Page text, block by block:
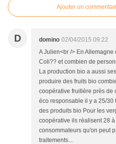
Ajouter un
D domino 02/04/2015 09:22
A Julien<br /> En
Coli?? et combien de
La production bio a aussi
produire des fruits bio
coopérative fruitière près de
éco responsable il y a 25/30
des produits bio Pour les
coopérative ils réalisent 28
consommateurs qu'on peut
traitements...